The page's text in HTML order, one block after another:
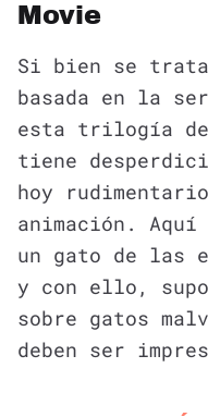
Movie
Si bien se
basada en la
esta trilogía
tiene
hoy
animación. Aquí
un gato de las
y con ello,
sobre gatos
deben ser